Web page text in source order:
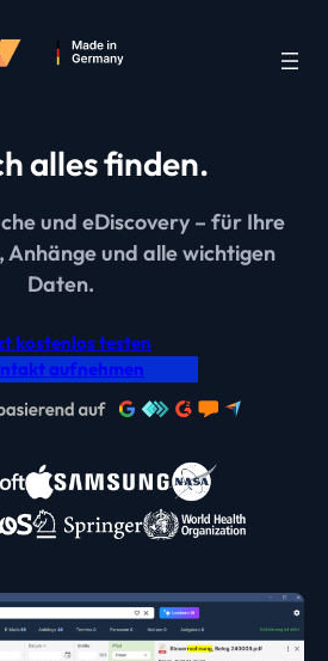
alles finden.
und eDiscovery – für Ihre
Anhänge und alle wichtigen
Daten.
kostenlos testen
aufnehmen